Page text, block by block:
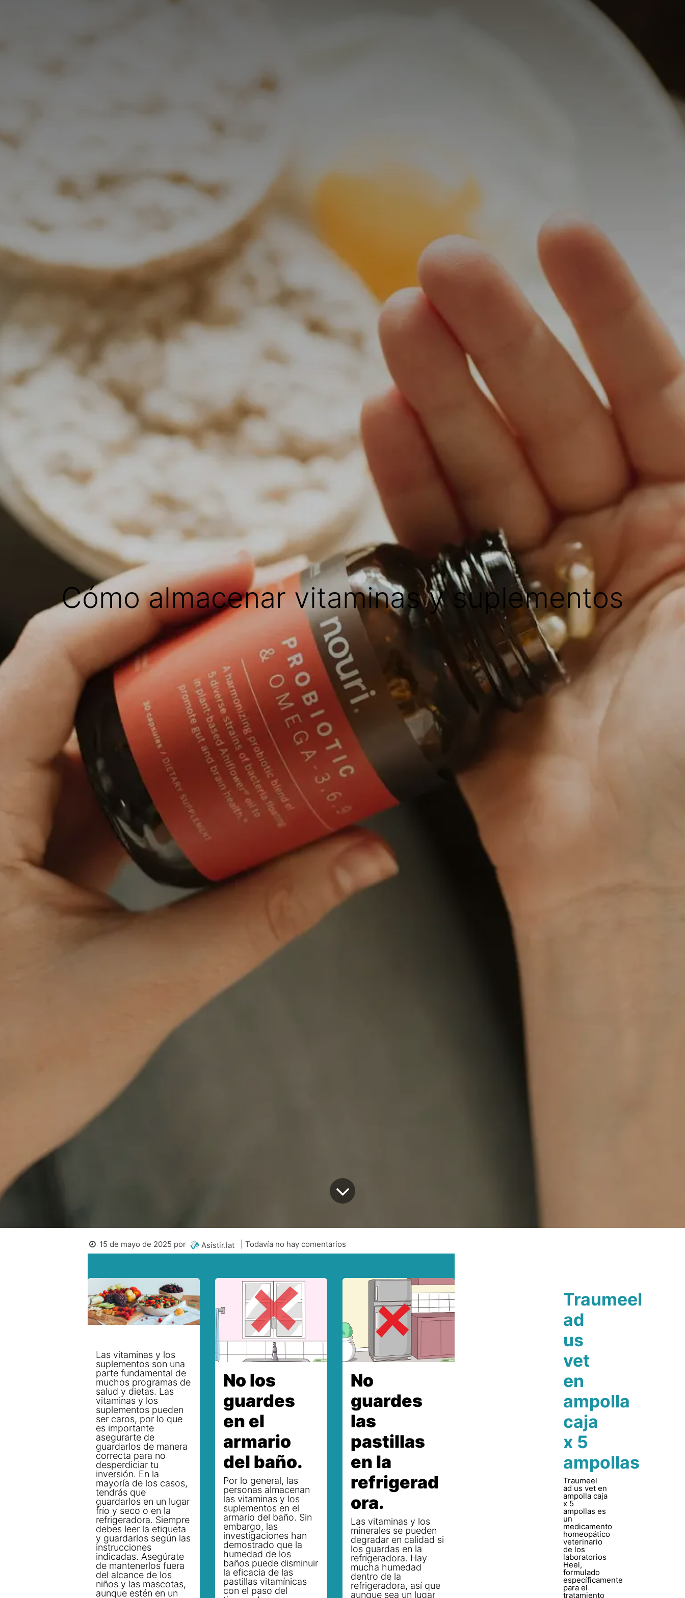
Cómo almacenar vitaminas y suplementos
15 de mayo de 2025 por Asistir.lat | Todavía no hay comentarios
Las vitaminas y los
suplementos son una
parte fundamental de
muchos programas de
salud y dietas. Las
vitaminas y los
suplementos pueden
ser caros, por lo que
es importante
asegurarte de
guardarlos de manera
correcta para no
desperdiciar tu
inversión. En la
mayoría de los casos,
tendrás que
guardarlos en un lugar
frío y seco o en la
refrigeradora. Siempre
debes leer la etiqueta
y guardarlos según las
instrucciones
indicadas. Asegúrate
de mantenerlos fuera
del alcance de los
niños y las mascotas,
aunque estén en un
No los
guardes
en el
armario
del baño.
Por lo general, las
personas almacenan
las vitaminas y los
suplementos en el
armario del baño. Sin
embargo, las
investigaciones han
demostrado que la
humedad de los
baños puede disminuir
la eficacia de las
pastillas vitamínicas
con el paso del
No
guardes
las
pastillas
en la
refrigerad
ora.
Las vitaminas y los
minerales se pueden
degradar en calidad si
los guardas en la
refrigeradora. Hay
mucha humedad
dentro de la
refrigeradora, así que
aunque sea un lugar
Traumeel
ad
us
vet
en
ampolla
caja
x 5
ampollas
Traumeel
ad us vet en
ampolla caja
x 5
ampollas es
un
medicamento
homeopático
veterinario
de los
laboratorios
Heel,
formulado
específicamente
para el
tratamiento